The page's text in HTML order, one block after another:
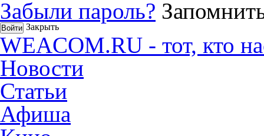
Забыли пароль?
Закрыть
WEACOM.RU - тот, кто
Новости
Статьи
Афиша